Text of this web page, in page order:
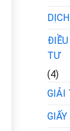
ĐIỀU
TƯ
(4)
GIẢI